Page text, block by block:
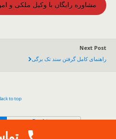
مشاوره رایگان با وکیل ملکی و
Next Post
راهنمای کامل گرفتن سند تک برگی
to top
Desktop